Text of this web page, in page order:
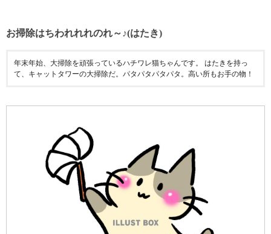
お掃除はちわれれれのれ～♪(はたき)
年末年始、大掃除を頑張っているハチワレ猫ちゃんです。 はたきを持っ
て、キャットタワーの大掃除だ。パタパタパタパタ。高い所もお手の物！